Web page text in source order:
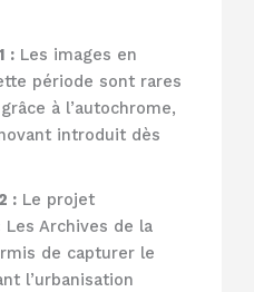
:Les images en
période sont rares
à l’autochrome,
introduit dès
:Le projet
Archives de la
de capturer le
l’urbanisation